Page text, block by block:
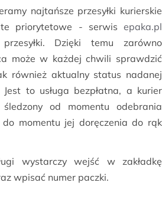
najtańsze przesyłki kurierskie
priorytetowe - serwis epaka.pl
Dzięki temu zarówno
może w każdej chwili sprawdzić
również aktualny status nadanej
to usługa bezpłatna, a kurier
od momentu odebrania
do momentu jej doręczenia do rąk
wystarczy wejść w zakładkę
wpisać numer paczki.